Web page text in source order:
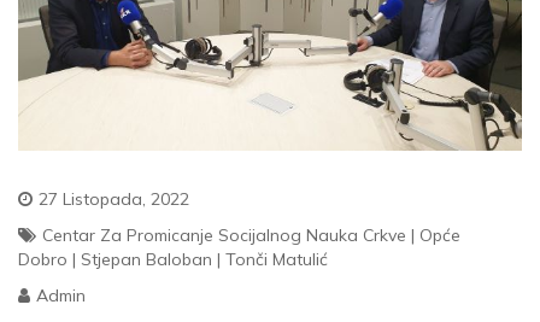
27 Listopada, 2022
Centar Za Promicanje Socijalnog Nauka Crkve | Opće
Dobro | Stjepan Baloban | Tonči Matulić
Admin